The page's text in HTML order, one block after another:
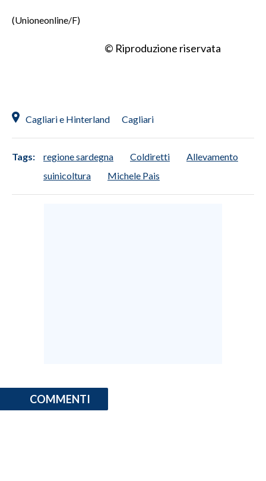
(Unioneonline/F)
© Riproduzione riservata
Cagliari e Hinterland Cagliari
Tags: regione sardegna Coldiretti
Allevamento
suinicoltura
Michele Pais
COMMENTI